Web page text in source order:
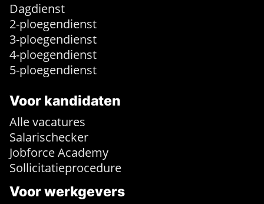
Dagdienst
2-ploegendienst
3-ploegendienst
4-ploegendienst
5-ploegendienst
Voor kandidaten
Alle vacatures
Salarischecker
Jobforce Academy
Sollicitatieprocedure
Voor werkgevers